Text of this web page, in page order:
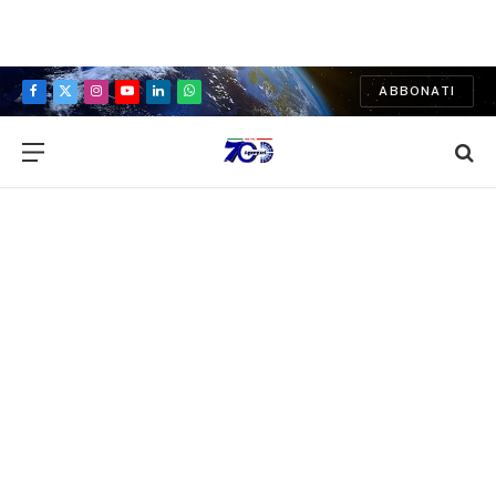
Facebook
X
Instagram
YouTubeLinkedInWhatsApp
ABBONATI